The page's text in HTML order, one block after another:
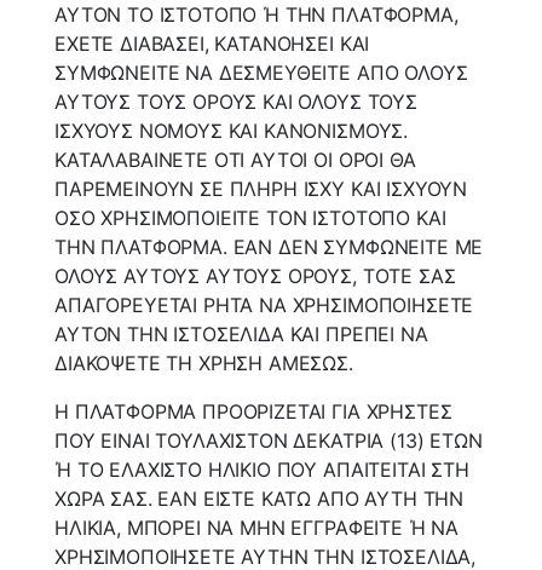
ΑΥΤΟΝ ΤΟ ΙΣΤΟΤΟΠΟ Ή ΤΗΝ ΠΛΑΤΦΟΡΜΑ,
ΕΧΕΤΕ ΔΙΑΒΑΣΕΙ, ΚΑΤΑΝΟΗΣΕΙ ΚΑΙ
ΣΥΜΦΩΝΕΙΤΕ ΝΑ ΔΕΣΜΕΥΘΕΙΤΕ ΑΠΟ ΟΛΟΥΣ
ΑΥΤΟΥΣ ΤΟΥΣ ΟΡΟΥΣ ΚΑΙ ΟΛΟΥΣ ΤΟΥΣ
ΙΣΧΥΟΥΣ ΝΟΜΟΥΣ ΚΑΙ ΚΑΝΟΝΙΣΜΟΥΣ.
ΚΑΤΑΛΑΒΑΙΝΕΤΕ ΟΤΙ ΑΥΤΟΙ ΟΙ ΟΡΟΙ ΘΑ
ΠΑΡΕΜΕΙΝΟΥΝ ΣΕ ΠΛΗΡΗ ΙΣΧΥ ΚΑΙ ΙΣΧΥΟΥΝ
ΟΣΟ ΧΡΗΣΙΜΟΠΟΙΕΙΤΕ ΤΟΝ ΙΣΤΟΤΟΠΟ ΚΑΙ
ΤΗΝ ΠΛΑΤΦΟΡΜΑ. ΕΑΝ ΔΕΝ ΣΥΜΦΩΝΕΙΤΕ ΜΕ
ΟΛΟΥΣ ΑΥΤΟΥΣ ΑΥΤΟΥΣ ΟΡΟΥΣ, ΤΟΤΕ ΣΑΣ
ΑΠΑΓΟΡΕΥΕΤΑΙ ΡΗΤΑ ΝΑ ΧΡΗΣΙΜΟΠΟΙΗΣΕΤΕ
ΑΥΤΟΝ ΤΗΝ ΙΣΤΟΣΕΛΙΔΑ ΚΑΙ ΠΡΕΠΕΙ ΝΑ
ΔΙΑΚΟΨΕΤΕ ΤΗ ΧΡΗΣΗ ΑΜΕΣΩΣ.
Η ΠΛΑΤΦΟΡΜΑ ΠΡΟΟΡΙΖΕΤΑΙ ΓΙΑ ΧΡΗΣΤΕΣ
ΠΟΥ ΕΙΝΑΙ ΤΟΥΛΑΧΙΣΤΟΝ ΔΕΚΑΤΡΙΑ (13) ΕΤΩΝ
Ή ΤΟ ΕΛΑΧΙΣΤΟ ΗΛΙΚΙΟ ΠΟΥ ΑΠΑΙΤΕΙΤΑΙ ΣΤΗ
ΧΩΡΑ ΣΑΣ. ΕΑΝ ΕΙΣΤΕ ΚΑΤΩ ΑΠΟ ΑΥΤΗ ΤΗΝ
ΗΛΙΚΙΑ, ΜΠΟΡΕΙ ΝΑ ΜΗΝ ΕΓΓΡΑΦΕΙΤΕ Ή ΝΑ
ΧΡΗΣΙΜΟΠΟΙΗΣΕΤΕ ΑΥΤΗΝ ΤΗΝ ΙΣΤΟΣΕΛΙΔΑ,